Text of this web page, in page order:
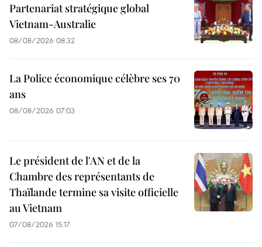
Partenariat stratégique global
Vietnam-Australie
08/08/2026 08:32
La Police économique célèbre ses 70
ans
08/08/2026 07:03
Le président de l'AN et de la
Chambre des représentants de
Thaïlande termine sa visite officielle
au Vietnam
07/08/2026 15:17